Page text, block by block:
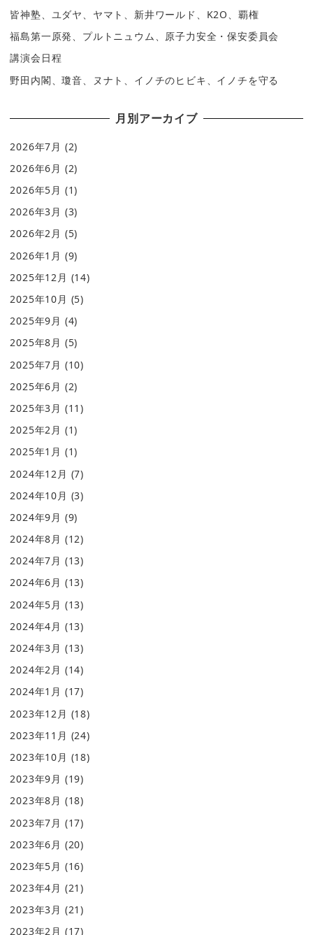
皆神塾、ユダヤ、ヤマト、新井ワールド、K2O、覇権
福島第一原発、プルトニュウム、原子力安全・保安委員会
講演会日程
野田内閣、瓊音、ヌナト、イノチのヒビキ、イノチを守る
月別アーカイブ
2026年7月 (2)
2026年6月 (2)
2026年5月 (1)
2026年3月 (3)
2026年2月 (5)
2026年1月 (9)
2025年12月 (14)
2025年10月 (5)
2025年9月 (4)
2025年8月 (5)
2025年7月 (10)
2025年6月 (2)
2025年3月 (11)
2025年2月 (1)
2025年1月 (1)
2024年12月 (7)
2024年10月 (3)
2024年9月 (9)
2024年8月 (12)
2024年7月 (13)
2024年6月 (13)
2024年5月 (13)
2024年4月 (13)
2024年3月 (13)
2024年2月 (14)
2024年1月 (17)
2023年12月 (18)
2023年11月 (24)
2023年10月 (18)
2023年9月 (19)
2023年8月 (18)
2023年7月 (17)
2023年6月 (20)
2023年5月 (16)
2023年4月 (21)
2023年3月 (21)
2023年2月 (17)